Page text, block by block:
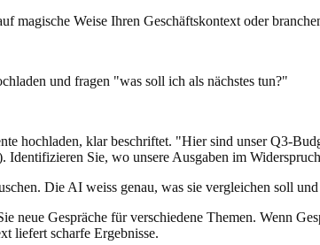
magische Weise Ihren Geschäftskontext oder
und fragen "was soll ich als nächstes tun?"
hochladen, klar beschriftet. "Hier sind unser Q3-
Identifizieren Sie, wo unsere Ausgaben im
Die AI weiss genau, was sie vergleichen soll
neue Gespräche für verschiedene Themen. Wenn
liefert scharfe Ergebnisse.